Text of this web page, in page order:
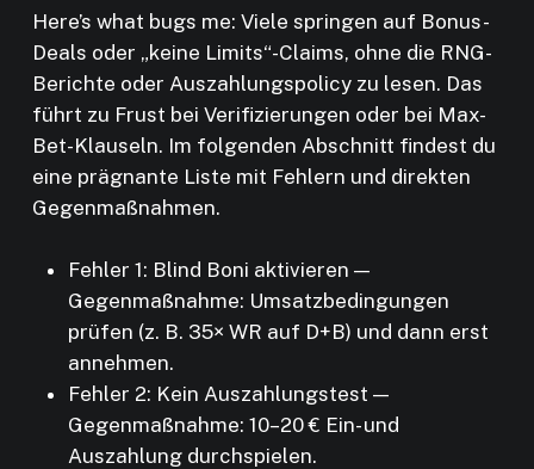
Here’s what bugs me: Viele springen auf Bonus-
Deals oder „keine Limits“-Claims, ohne die RNG-
Berichte oder Auszahlungspolicy zu lesen. Das
führt zu Frust bei Verifizierungen oder bei Max-
Bet-Klauseln. Im folgenden Abschnitt findest du
eine prägnante Liste mit Fehlern und direkten
Gegenmaßnahmen.
Fehler 1: Blind Boni aktivieren —
Gegenmaßnahme: Umsatzbedingungen
prüfen (z. B. 35× WR auf D+B) und dann erst
annehmen.
Fehler 2: Kein Auszahlungstest —
Gegenmaßnahme: 10–20 € Ein- und
Auszahlung durchspielen.